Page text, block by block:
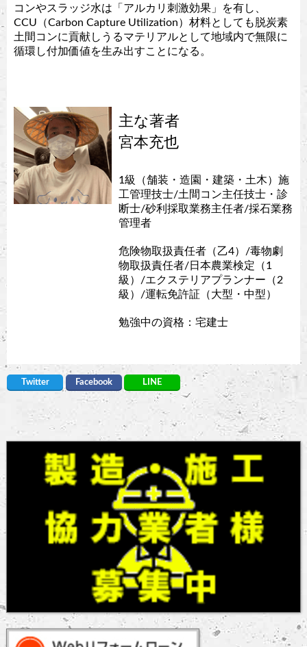
コンやスラッジ水は「アルカリ刺激効果」を有し、
CCU（Carbon Capture Utilization）材料としても脱炭素
土間コンに貢献しうるマテリアルとして地域内で無限に
循環し付加価値を生み出すことになる。
主な著者
宮本充也
1級（舗装・造園・建築・土木）施
工管理技士/土間コン主任技士・診
断士/砂利採取業務主任者/採石業務
管理者
危険物取扱責任者（乙4）/毒物劇
物取扱責任者/日本農業検定（1
級）/エクステリアプランナー（2
級）/運転免許証（大型・中型）
勉強中の資格：宅建士
Twitter Facebook LINE